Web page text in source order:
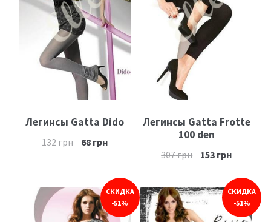
Легинсы Gatta Dido
132грн 68грн
Легинсы Gatta Frotte
100 den
307грн 153 грн
СКИДКА
-51%
СКИДКА
-51%